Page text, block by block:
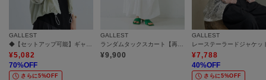
GALLEST
◆【セットアップ可能】ギャザードルマンフーデットブルゾン
¥5,082
70%OFF
さらに5%OFF
GALLEST
ランダムタックスカート【再入荷／ウォッシャブル】
¥9,900
GALLEST
レーステーラードジャケッ
¥7,788
40%OFF
さらに5%OFF